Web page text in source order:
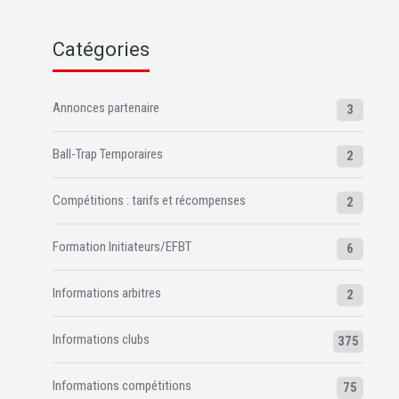
Catégories
Annonces partenaire 3
Ball-Trap Temporaires 2
Compétitions : tarifs et récompenses 2
Formation Initiateurs/EFBT 6
Informations arbitres 2
Informations clubs 375
Informations compétitions 75